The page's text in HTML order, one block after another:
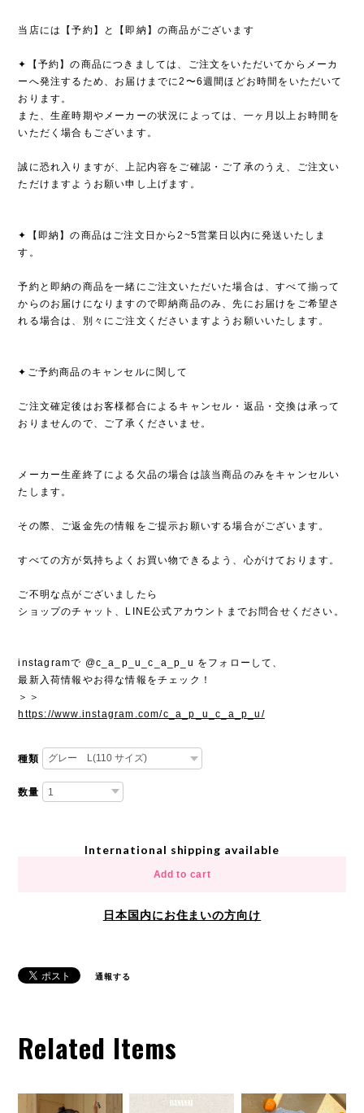
当店には【予約】と【即納】の商品がございます
✦【予約】の商品につきましては、ご注文をいただいてからメーカ
ーへ発注するため、お届けまでに2〜6週間ほどお時間をいただいて
おります。
また、生産時期やメーカーの状況によっては、一ヶ月以上お時間を
いただく場合もございます。
誠に恐れ入りますが、上記内容をご確認・ご了承のうえ、ご注文い
ただけますようお願い申し上げます。
✦【即納】の商品はご注文日から2~5営業日以内に発送いたしま
す。
予約と即納の商品を一緒にご注文いただいた場合は、すべて揃って
からのお届けになりますので即納商品のみ、先にお届けをご希望さ
れる場合は、別々にご注文くださいますようお願いいたします。
✦ご予約商品のキャンセルに関して
ご注文確定後はお客様都合によるキャンセル・返品・交換は承って
おりませんので、ご了承くださいませ。
メーカー生産終了による欠品の場合は該当商品のみをキャンセルい
たします。
その際、ご返金先の情報をご提示お願いする場合がございます。
すべての方が気持ちよくお買い物できるよう、心がけております。
ご不明な点がございましたら
ショップのチャット、LINE公式アカウントまでお問合せください。
instagramで @c_a_p_u_c_a_p_u をフォローして、
最新入荷情報やお得な情報をチェック！
＞＞
https://www.instagram.com/c_a_p_u_c_a_p_u/
種類
数量
International shipping available
Add to cart
日本国内にお住まいの方向け
通報する
Related Items